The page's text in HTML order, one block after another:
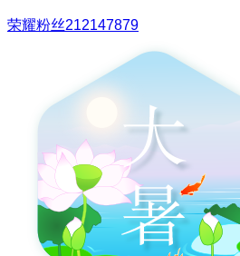
荣耀粉丝212147879